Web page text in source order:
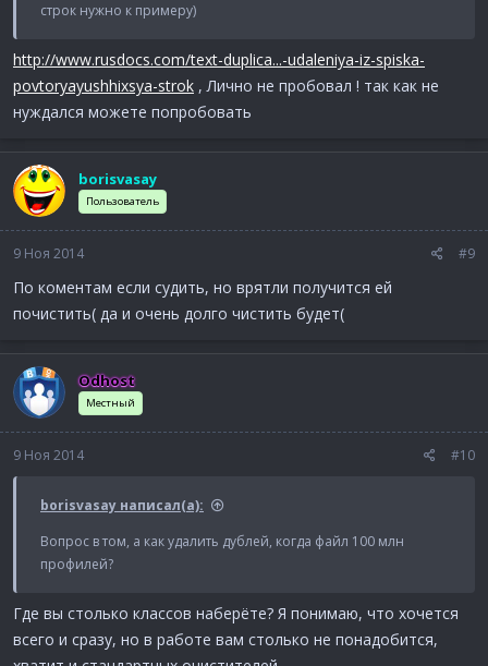
строк нужно к примеру)
http://www.rusdocs.com/text-duplica...-udaleniya-iz-spiska-
povtoryayushhixsya-strok , Лично не пробовал ! так как не
нуждался можете попробовать
borisvasay
Пользователь
9 Ноя 2014 #9
По коментам если судить, но врятли получится ей
почистить( да и очень долго чистить будет(
Odhost
Местный
9 Ноя 2014 #10
borisvasay написал(а):
Вопрос в том, а как удалить дублей, когда файл 100 млн
профилей?
Где вы столько классов наберёте? Я понимаю, что хочется
всего и сразу, но в работе вам столько не понадобится,